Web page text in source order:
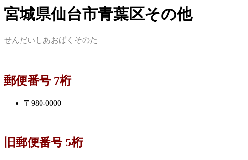
宮城県仙台市青葉区その他
せんだいしあおばくそのた
郵便番号 7桁
〒980-0000
旧郵便番号 5桁